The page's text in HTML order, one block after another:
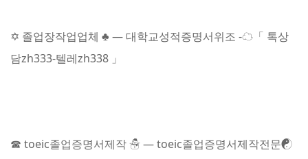
✡ 졸업장작업업체 ♣ — 대학교성적증명서위조 -☁「 톡상
담zh333-텔레zh338 」
☎ toeic졸업증명서제작 ☃ — toeic졸업증명서제작전문☯